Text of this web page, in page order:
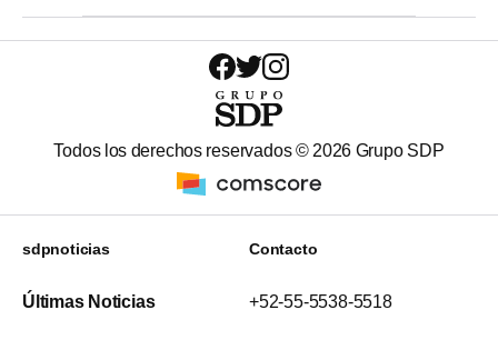
Todos los derechos reservados © 2026 Grupo SDP
sdpnoticias
Últimas Noticias
Contacto
+52-55-5538-5518